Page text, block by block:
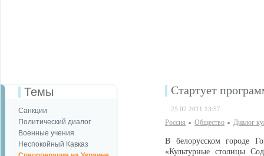
Темы
Санкции
Политический диалог
Военные учения
Неспокойный Кавказ
Стартует
25.02.2011 13:57
Россия Общество Диалог
В белорусском городе
«Культурные столицы